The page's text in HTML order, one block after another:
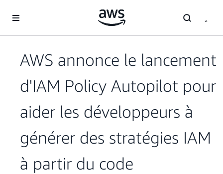
AWS annonce le lancement
d'IAM Policy Autopilot pour
aider les développeurs à
générer des stratégies IAM
à partir du code